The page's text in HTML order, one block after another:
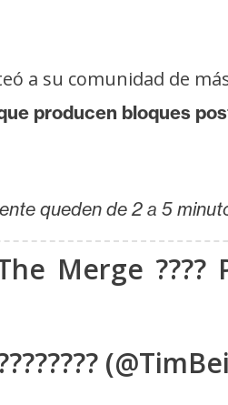
a su comunidad de
producen bloques
queden de 2 a 5
Merge ????